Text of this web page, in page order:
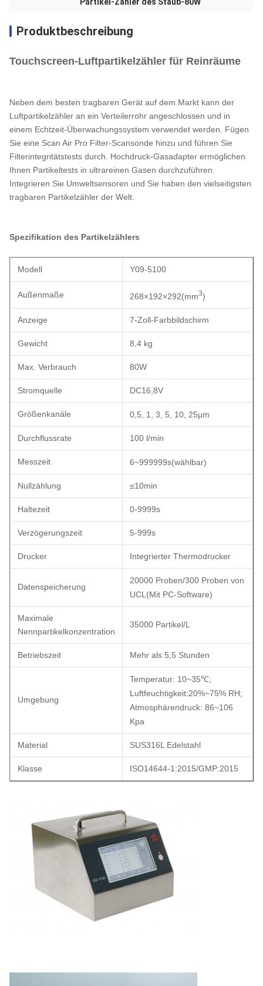
Partikel-Zähler des Staub-80W
Produktbeschreibung
Touchscreen-Luftpartikelzähler für Reinräume
Neben dem besten tragbaren Gerät auf dem Markt kann der
Luftpartikelzähler an ein Verteilerrohr angeschlossen und in
einem Echtzeit-Überwachungssystem verwendet werden. Fügen
Sie eine Scan Air Pro Filter-Scansonde hinzu und führen Sie
Filterintegritätstests durch. Hochdruck-Gasadapter ermöglichen
Ihnen Partikeltests in ultrareinen Gasen durchzuführen.
Integrieren Sie Umweltsensoren und Sie haben den vielseitigsten
tragbaren Partikelzähler der Welt.
Spezifikation des Partikelzählers
Modell Y09-5100
Außenmaße 268×192×292(mm3)
Anzeige 7-Zoll-Farbbildschirm
Gewicht 8,4 kg
Max. Verbrauch 80W
Stromquelle DC16,8V
Größenkanäle 0,5, 1, 3, 5, 10, 25μm
Durchflussrate 100 l/min
Messzeit 6~999999s(wählbar)
Nullzählung ≤10min
Haltezeit 0-9999s
Verzögerungszeit 5-999s
Drucker Integrierter Thermodrucker
Datenspeicherung
20000 Proben/300 Proben von
UCL(Mit PC-Software)
Maximale
Nennpartikelkonzentration
35000 Partikel/L
Betriebszeit Mehr als 5,5 Stunden
Umgebung
Temperatur: 10~35℃;
Luftfeuchtigkeit:20%~75% RH;
Atmosphärendruck: 86~106
Kpa
Material SUS316L Edelstahl
Klasse ISO14644-1:2015/GMP:2015